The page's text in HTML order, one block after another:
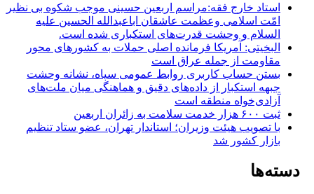
استاد خارج فقه:مراسم اربعین حسینی موجب شکوه بی نظیر
امّت اسلامی وعظمت عاشقان اباعبدالله الحسین علیه
السلام و وحشت قدرت‌های استکباری شده است.
البخیتی: آمریکا فرمانده اصلی حملات به کشورهای محور
مقاومت از جمله عراق است
بستن حساب کاربری روابط عمومی سپاه، نشانه‌ وحشت
جبهه استکبار از داده‌های دقیق و هماهنگی میان ملت‌های
آزادی‌خواه منطقه است
ثبت ۶۰۰ هزار خدمت سلامت به زائران اربعین
با تصویب هیئت وزیران؛ استاندار تهران، عضو ستاد تنظیم
بازار کشور شد
دسته‌ها